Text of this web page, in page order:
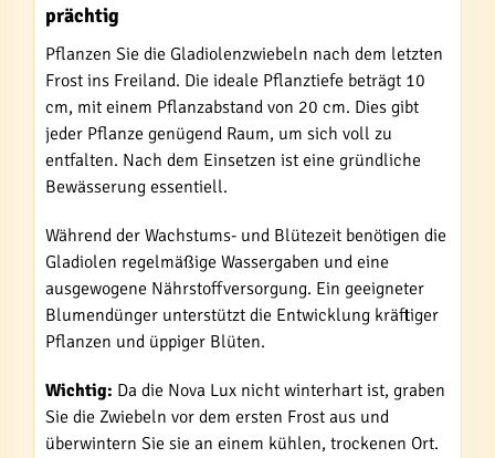
prächtig
Pflanzen Sie die Gladiolenzwiebeln nach dem letzten
Frost ins Freiland. Die ideale Pflanztiefe beträgt 10
cm, mit einem Pflanzabstand von 20 cm. Dies gibt
jeder Pflanze genügend Raum, um sich voll zu
entfalten. Nach dem Einsetzen ist eine gründliche
Bewässerung essentiell.
Während der Wachstums- und Blütezeit benötigen die
Gladiolen regelmäßige Wassergaben und eine
ausgewogene Nährstoffversorgung. Ein geeigneter
Blumendünger unterstützt die Entwicklung kräftiger
Pflanzen und üppiger Blüten.
Wichtig: Da die Nova Lux nicht winterhart ist, graben
Sie die Zwiebeln vor dem ersten Frost aus und
überwintern Sie sie an einem kühlen, trockenen Ort.